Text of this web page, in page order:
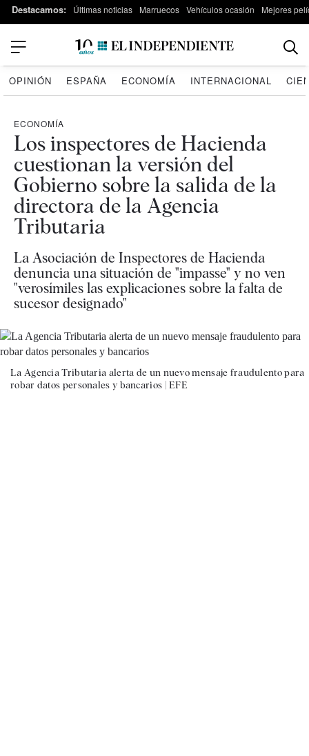
Destacamos: Últimas noticias Marruecos Vehículos ocasión Mejores
OPINIÓN ESPAÑA ECONOMÍA INTERNACIONAL
ECONOMÍA
Los inspectores de Hacienda
cuestionan la versión del
Gobierno sobre la salida de la
directora de la Agencia
Tributaria
La Asociación de Inspectores de Hacienda
denuncia una situación de "impasse" y no ven
"verosímiles las explicaciones sobre la falta de
sucesor designado"
La Agencia Tributaria alerta de un nuevo mensaje fraudulento para
robar datos personales y bancarios |EFE